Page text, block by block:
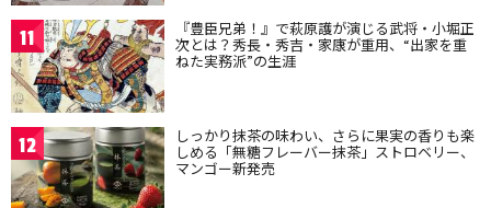
11 『豊臣兄弟！』で萩原護が演じる武将・小堀正
次とは？秀長・秀吉・家康が重用、“出家を重
ねた実務派”の生涯
12 しっかり抹茶の味わい、さらに果実の香りも楽
しめる「無糖フレーバー抹茶」ストロベリー、
マンゴー新発売